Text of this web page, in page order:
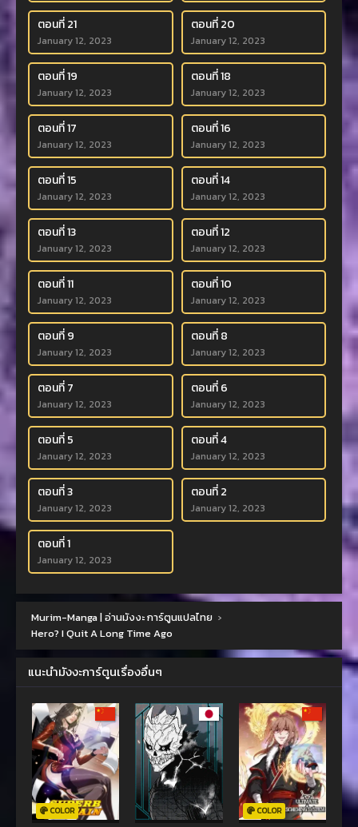
ตอนที่ 21
January 12, 2023
ตอนที่ 20
January 12, 2023
ตอนที่ 19
January 12, 2023
ตอนที่ 18
January 12, 2023
ตอนที่ 17
January 12, 2023
ตอนที่ 16
January 12, 2023
ตอนที่ 15
January 12, 2023
ตอนที่ 14
January 12, 2023
ตอนที่ 13
January 12, 2023
ตอนที่ 12
January 12, 2023
ตอนที่ 11
January 12, 2023
ตอนที่ 10
January 12, 2023
ตอนที่ 9
January 12, 2023
ตอนที่ 8
January 12, 2023
ตอนที่ 7
January 12, 2023
ตอนที่ 6
January 12, 2023
ตอนที่ 5
January 12, 2023
ตอนที่ 4
January 12, 2023
ตอนที่ 3
January 12, 2023
ตอนที่ 2
January 12, 2023
ตอนที่ 1
January 12, 2023
Murim-Manga | อ่านมังงะ การ์ตูนแปลไทย ›
Hero? I Quit A Long Time Ago
แนะนำมังงะการ์ตูนเรื่องอื่นๆ
COLOR COLOR